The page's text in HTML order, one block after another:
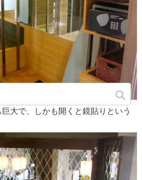
大で、しかも開くと鏡貼りという